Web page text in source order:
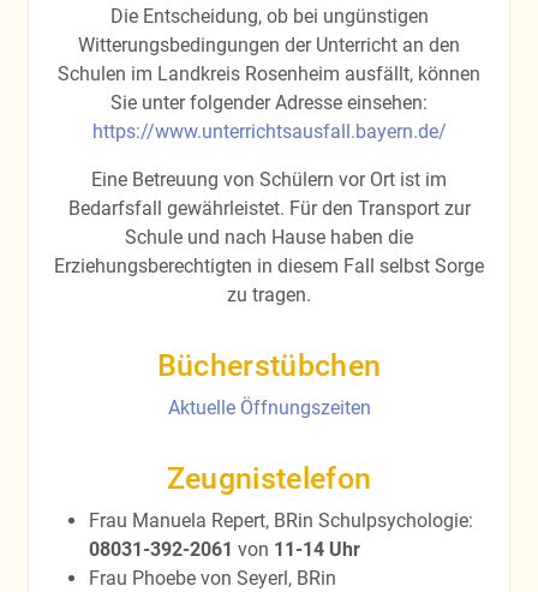
Die Entscheidung, ob bei ungünstigen
Witterungsbedingungen der Unterricht an den
Schulen im Landkreis Rosenheim ausfällt, können
Sie unter folgender Adresse einsehen:
https://www.unterrichtsausfall.bayern.de/
Eine Betreuung von Schülern vor Ort ist im
Bedarfsfall gewährleistet. Für den Transport zur
Schule und nach Hause haben die
Erziehungsberechtigten in diesem Fall selbst Sorge
zu tragen.
Bücherstübchen
Aktuelle Öffnungszeiten
Zeugnistelefon
Frau Manuela Repert, BRin Schulpsychologie:
08031-392-2061 von 11-14 Uhr
Frau Phoebe von Seyerl, BRin